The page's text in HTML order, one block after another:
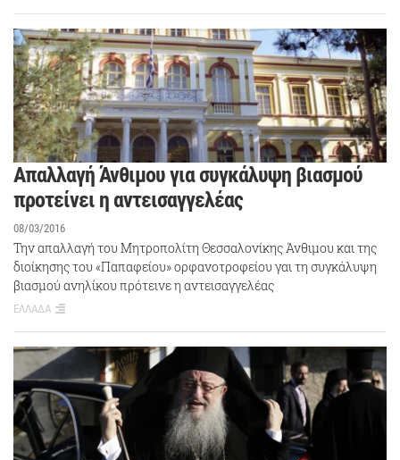
Απαλλαγή Άνθιμου για συγκάλυψη βιασμού
προτείνει η αντεισαγγελέας
08/03/2016
Την απαλλαγή του Μητροπολίτη Θεσσαλονίκης Άνθιμου και της
διοίκησης του «Παπαφείου» ορφανοτροφείου γαι τη συγκάλυψη
βιασμού ανηλίκου πρότεινε η αντεισαγγελέας
ΕΛΛΑΔΑ